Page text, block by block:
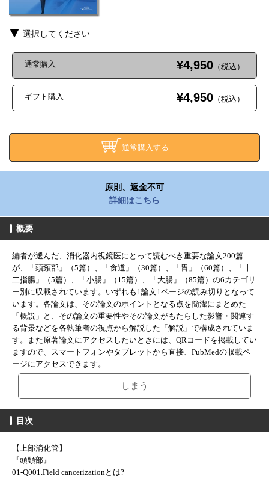
選択してください
通常購入 ¥4,950 （税込）
ギフト購入 ¥4,950 （税込）
通常購入する
原則、返金不可
詳細はこちら
概要
編者が選んだ、消化器内視鏡医にとって読むべき重要な論文200篇
が、「頭頸部」（5篇）、「食道」（30篇）、「胃」（60篇）、「十
二指腸」（5篇）、「小腸」（15篇）、「大腸」（85篇）の6カテゴリ
ー別に収載されています。いずれも1論文1ページの読み切りとなって
います。各論文は、その論文のポイントとなる点を簡潔にまとめた
「概説」と、その論文の重要性やその論文がもたらした影響・関連す
る背景などを各執筆者の視点から解説した「解説」で構成されていま
す。また原著論文にアクセスしたいときには、QRコードを掲載してい
ますので、スマートフォンやタブレットから直接、PubMedの収載ペ
ージにアクセスできます。
しまう
目次
【上部消化管】
『頭頸部』
01-Q001.Field cancerizationとは?